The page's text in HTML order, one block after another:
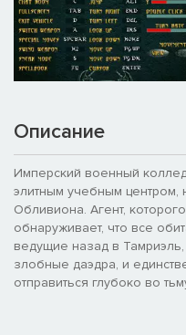
Описание
Имперский военный
элитным учебным
Обливиона. Агент,
обнаруживает, что все
ведущие назад в
злобные даэдра, и
отправиться глубоко во